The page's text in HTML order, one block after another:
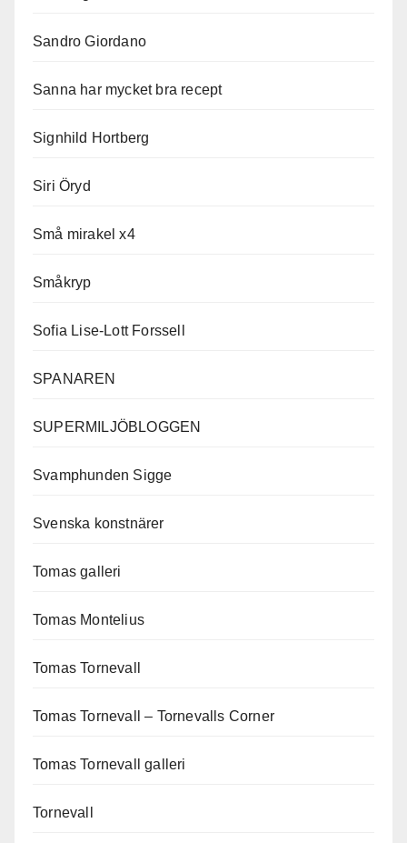
Sandro Giordano
Sanna har mycket bra recept
Signhild Hortberg
Siri Öryd
Små mirakel x4
Småkryp
Sofia Lise-Lott Forssell
SPANAREN
SUPERMILJÖBLOGGEN
Svamphunden Sigge
Svenska konstnärer
Tomas galleri
Tomas Montelius
Tomas Tornevall
Tomas Tornevall – Tornevalls Corner
Tomas Tornevall galleri
Tornevall